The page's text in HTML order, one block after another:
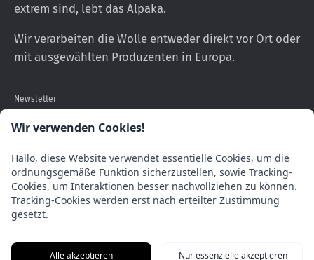
extrem sind, lebt das Alpaka.
Wir verarbeiten die Wolle entweder direkt vor Ort oder
mit ausgewählten Produzenten in Europa.
Newsletter
Erhalten Sie neueste Informationen über unsere
Produkte
Abonnieren
Sie
unseren
AlpacaOne.
Wir verwenden Cookies!
Hallo, diese Website verwendet essentielle Cookies, um die
ordnungsgemäße Funktion sicherzustellen, sowie Tracking-
Cookies, um Interaktionen besser nachvollziehen zu können.
Tracking-Cookies werden erst nach erteilter Zustimmung
gesetzt.
Alle akzeptieren Nur essenzielle akzeptieren